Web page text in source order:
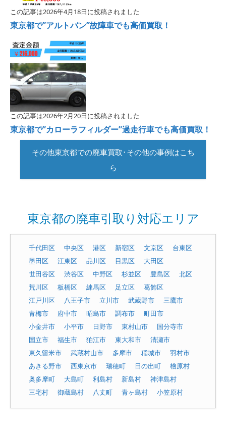
この記事は2026年4月18日に投稿されました
東京都で”アルトバン”故障車でも高価買取！
この記事は2026年2月20日に投稿されました
東京都で”カローラフィルダー”過走行車でも高価買取！
その他東京都での廃車買取･その他の事例はこち
ら
東京都の廃車引取り対応エリア
千代田区 中央区 港区 新宿区 文京区
台東区
墨田区
江東区 品川区 目黒区
大田区
世田谷区
渋谷区 中野区 杉並区 豊島区
北区
荒川区
板橋区 練馬区 足立区
葛飾区
江戸川区
八王子市 立川市 武蔵野市
三鷹市
青梅市
府中市 昭島市 調布市
町田市
小金井市
小平市 日野市 東村山市
国分寺市
国立市
福生市 狛江市 東大和市
清瀬市
東久留米市
武蔵村山市 多摩市 稲城市
羽村市
あきる野市
西東京市 瑞穂町 日の出町
檜原村
奥多摩町
大島町 利島村 新島村
神津島村
三宅村
御蔵島村 八丈町 青ヶ島村 小笠原村